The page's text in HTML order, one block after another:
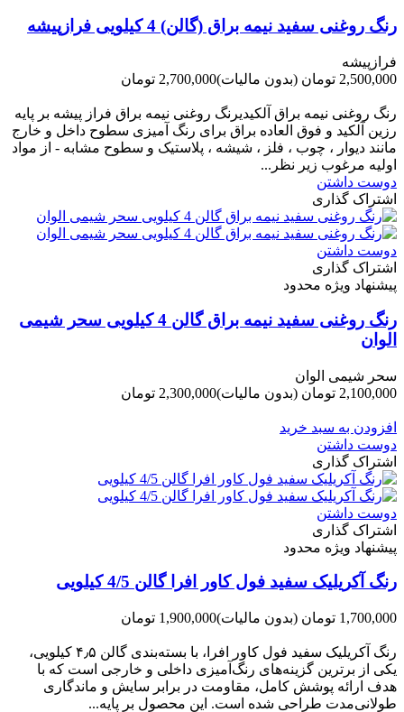
رنگ روغنی سفید نیمه براق (گالن) 4 کیلویی فرازپیشه
فرازپیشه
2,500,000 تومان
(بدون مالیات)2,700,000 تومان
رنگ روغنی نیمه براق آلکیدیرنگ روغنی نیمه براق فراز پیشه بر پایه
رزین آلکید و فوق العاده براق برای رنگ آمیزی سطوح داخل و خارج
مانند دیوار ، چوب ، فلز ، شیشه ، پلاستیک و سطوح مشابه - از مواد
اولیه مرغوب زیر نظر...
دوست داشتن
اشتراک گذاری
دوست داشتن
اشتراک گذاری
پیشنهاد ویژه محدود
رنگ روغنی سفید نیمه براق گالن 4 کیلویی سحر شیمی
الوان
سحر شیمی الوان
2,100,000 تومان
(بدون مالیات)2,300,000 تومان
افزودن به سبد خرید
دوست داشتن
اشتراک گذاری
دوست داشتن
اشتراک گذاری
پیشنهاد ویژه محدود
رنگ آکریلیک سفید فول کاور افرا گالن 4/5 کیلویی
1,700,000 تومان (بدون مالیات)1,900,000 تومان
رنگ آکریلیک سفید فول کاور افرا، با بسته‌بندی گالن ۴٫۵ کیلویی،
یکی از برترین گزینه‌های رنگ‌آمیزی داخلی و خارجی است که با
هدف ارائه پوشش کامل، مقاومت در برابر سایش و ماندگاری
طولانی‌مدت طراحی شده است. این محصول بر پایه...